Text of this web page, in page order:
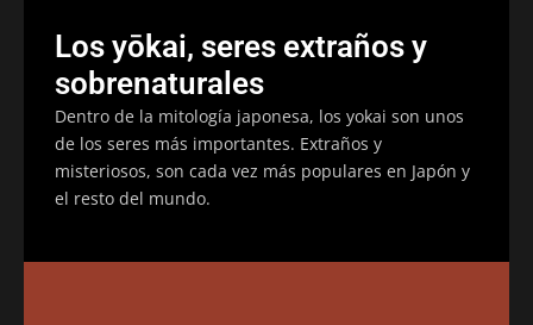
Los yōkai, seres extraños y
sobrenaturales
Dentro de la mitología japonesa, los yokai son unos
de los seres más importantes. Extraños y
misteriosos, son cada vez más populares en Japón y
el resto del mundo.